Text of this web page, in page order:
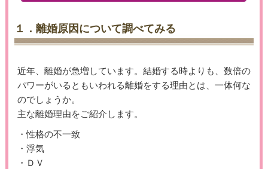
１．離婚原因について調べてみる
近年、離婚が急増しています。結婚する時よりも、数倍の
パワーがいるともいわれる離婚をする理由とは、一体何な
のでしょうか。
主な離婚理由をご紹介します。
・性格の不一致
・浮気
・ＤＶ